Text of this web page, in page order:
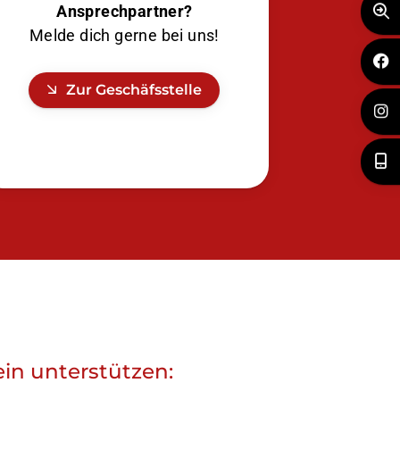
Ansprechpartner?
Melde dich gerne bei uns!
Zur Geschäfsstelle
unterstützen: